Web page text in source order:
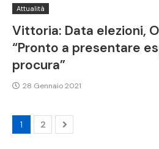
Attualità
Vittoria: Data elezioni,
“Pronto a presentare
procura”
28 Gennaio 2021
1 2